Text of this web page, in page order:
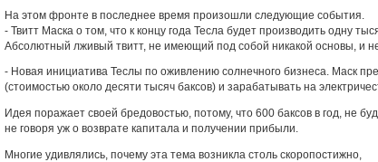
На этом фронте в последнее время произошли следующие события.
- Твитт Маска о том, что к концу года Тесла будет производить одну
Абсолютный лживый твитт, не имеющий под собой никакой основы, и
- Новая инициатива Теслы по оживлению солнечного бизнеса. Маск
(стоимостью около десяти тысяч баксов) и зарабатывать на
Идея поражает своей бредовостью, потому, что 600 баксов в год, не
не говоря уж о возврате капитала и получении прибыли.
Многие удивлялись, почему эта тема возникла столь скоропостижно,